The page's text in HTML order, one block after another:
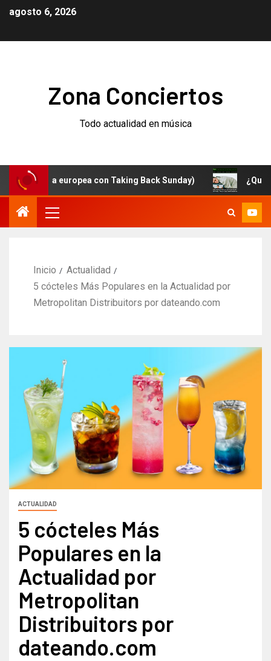
agosto 6, 2026
Zona Conciertos
Todo actualidad en música
europea con Taking Back Sunday) ¿Qué está
Inicio
Actualidad
5 cócteles Más Populares en la Actualidad por
Metropolitan Distribuitors por dateando.com
ACTUALIDAD
5 cócteles Más
Populares en la
Actualidad por
Metropolitan
Distribuitors por
dateando.com